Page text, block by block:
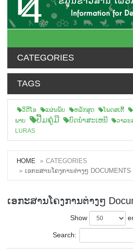
CATEGORIES
TAGS
ວິດີໂອ ແຜ່ນພັບ ຫລັກສູດ ໂພດສເຕີ້
ພາບ
ປື້ມຄູ່ມື ບົດນຳສະເຫນີ ວາລະ
LURAS
HOME
CATEGORIES
ເອກະສານໂຄງການຕ່າງໆ DOCUMENTS
ເອກະສານໂຄງການຕ່າງໆ
Show
Search: